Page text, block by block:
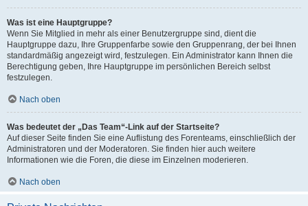
Was ist eine Hauptgruppe?
Wenn Sie Mitglied in mehr als einer Benutzergruppe sind, dient die
Hauptgruppe dazu, Ihre Gruppenfarbe sowie den Gruppenrang, der bei Ihnen
standardmäßig angezeigt wird, festzulegen. Ein Administrator kann Ihnen die
Berechtigung geben, Ihre Hauptgruppe im persönlichen Bereich selbst
festzulegen.
Nach oben
Was bedeutet der „Das Team“-Link auf der Startseite?
Auf dieser Seite finden Sie eine Auflistung des Forenteams, einschließlich der
Administratoren und der Moderatoren. Sie finden hier auch weitere
Informationen wie die Foren, die diese im Einzelnen moderieren.
Nach oben